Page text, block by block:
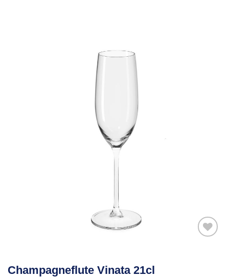
Champagneflute Vinata 21cl